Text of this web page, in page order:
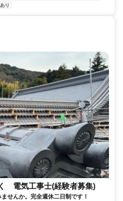
り
電気工事士(経験者募集)
せんか。完全週休二日制です！